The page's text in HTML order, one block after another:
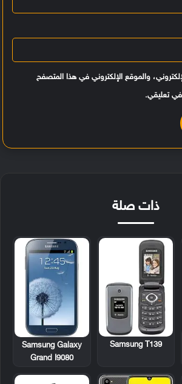
والموقع الإلكتروني في هذا المتصفح
في تعليقي.
ذات صلة
Samsung T139
Samsung Galaxy
Grand I9080